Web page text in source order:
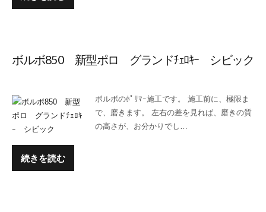
ボルボ850 新型ポロ グランドﾁｪﾛｷｰ シビック
ボルボのﾎﾟﾘﾏｰ施工です。 施工前に、極限ま
で、磨きます。 左右の差を見れば、磨きの質
の高さが、お分かりでし…
続きを読む